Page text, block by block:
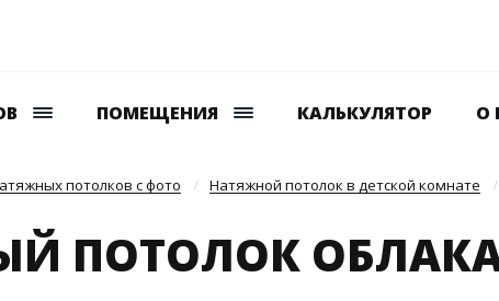
ПОМЕЩЕНИЯ КАЛЬКУЛЯТОР О
потолков с фото Натяжной потолок в детской комнате
ПОТОЛОК